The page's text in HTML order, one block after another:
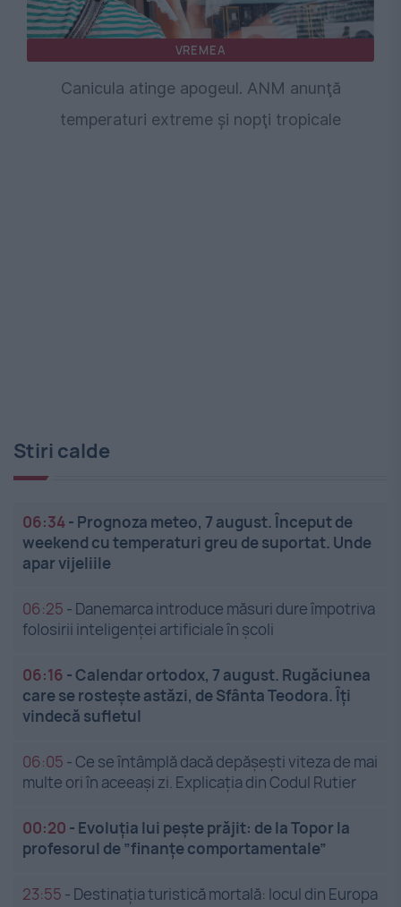
VREMEA
Canicula atinge apogeul. ANM anunţă
temperaturi extreme şi nopţi tropicale
Stiri calde
06:34- Prognoza meteo, 7 august. Început de
weekend cu temperaturi greu de suportat. Unde
apar vijeliile
06:25 - Danemarca introduce măsuri dure împotriva
folosirii inteligenței artificiale în școli
06:16 -Calendar ortodox, 7 august. Rugăciunea
care se rostește astăzi, de Sfânta Teodora. Îți
vindecă sufletul
06:05 -Ce se întâmplă dacă depășești viteza de mai
multe ori în aceeași zi. Explicația din Codul Rutier
00:20 - Evoluția lui pește prăjit: de la Topor la
profesorul de ”finanțe comportamentale”
23:55 - Destinația turistică mortală: locul din Europa